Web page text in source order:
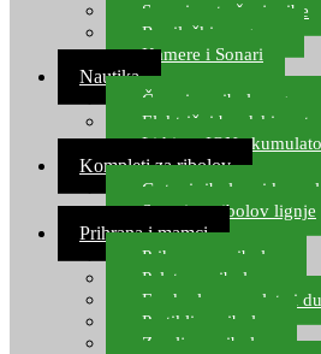
Sonari za traženje ribe
Ronilački program
Kamere i Sonari
Nautika
Čamci za ribolov,
Električni brodski
Lithium ION
Kompleti za ribolov
Gotovi ribolovni
Setovi za ribolov lignje
Prihrana i mamci
Prihrana za ribolov
Pelete za ribolov
Feeder lovne pelete i
Partikli za ribolov
Zemlja za ribolov